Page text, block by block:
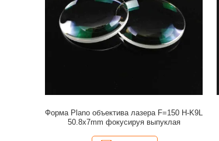
Форма Plano объектива лазера F=150 H-K9L
50.8x7mm фокусируя выпуклая